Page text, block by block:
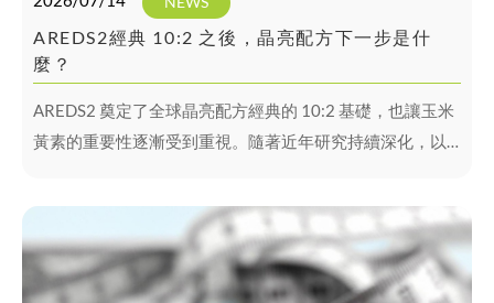
AREDS2經典 10:2 之後，晶亮配方下一步是什
麼？
AREDS2 奠定了全球晶亮配方經典的 10:2 基礎，也讓玉米
黃素的重要性逐漸受到重視。隨著近年研究持續深化，以
一步，也正逐步從「看得清楚」，走向「看得舒服」。